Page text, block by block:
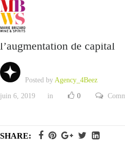
Rapport Complémentaire
l’augmentation de capital
Posted by Agency_4Beez
juin 6, 2019 in 0
SHARE: